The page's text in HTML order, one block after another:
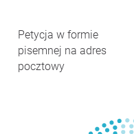
Petycja w formie
pisemnej na adres
pocztowy